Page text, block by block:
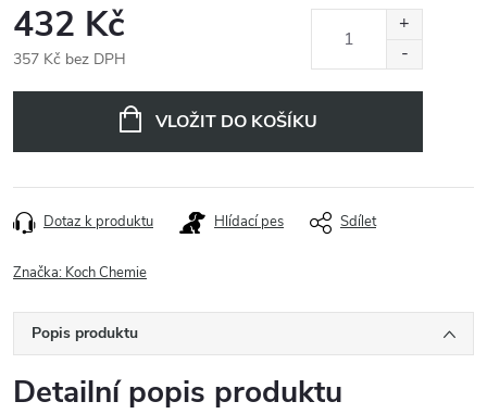
432 Kč
357 Kč bez DPH
VLOŽIT DO KOŠÍKU
Dotaz k produktu Hlídací pes Sdílet
Značka: Koch Chemie
Popis produktu
Detailní popis produktu